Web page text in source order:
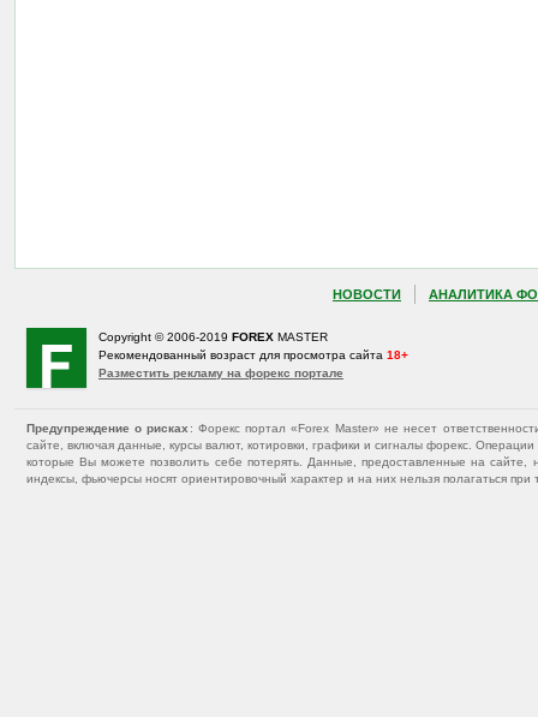
НОВОСТИ АНАЛИТИКА
Copyright © 2006-2019 FOREX MASTER
Рекомендованный возраст для просмотра сайта 18+
Разместить рекламу на форекс портале
Предупреждение о рисках : Форекс портал «Forex Master» не несет
сайте, включая данные, курсы валют, котировки, графики и сигналы форекс.
которые Вы можете позволить себе потерять. Данные, предоставленные на
индексы, фьючерсы носят ориентировочный характер и на них нельзя полагаться при